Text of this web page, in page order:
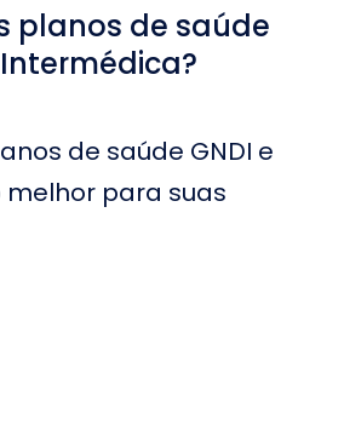
planos de saúde
de saúde GNDI e
para suas